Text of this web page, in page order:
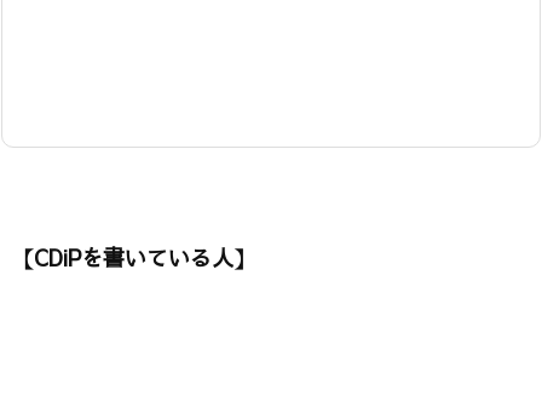
【CDiPを書いている人】